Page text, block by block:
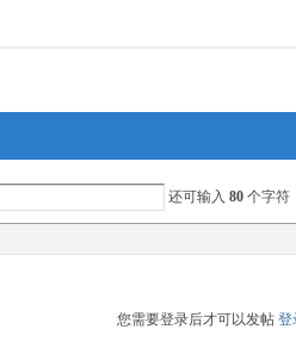
还可输入 80 个字符
您需要登录后才可以发帖 登